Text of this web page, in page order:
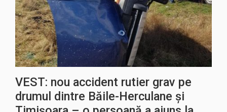
VEST: nou accident rutier grav pe
drumul dintre Băile-Herculane și